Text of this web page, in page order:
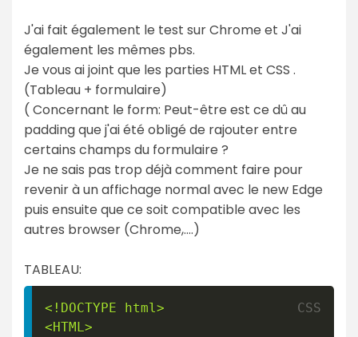
J'ai fait également le test sur Chrome et J'ai
également les mêmes pbs.
Je vous ai joint que les parties HTML et CSS .
(Tableau + formulaire)
( Concernant le form: Peut-être est ce dû au
padding que j'ai été obligé de rajouter entre
certains champs du formulaire ?
Je ne sais pas trop déjà comment faire pour
revenir à un affichage normal avec le new Edge
puis ensuite que ce soit compatible avec les
autres browser (Chrome,....)
TABLEAU:
<!DOCTYPE html >
<HTML >